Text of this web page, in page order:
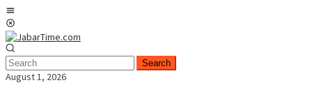
Skip
to
content
Search
August 1, 2026